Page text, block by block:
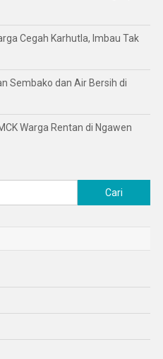
Cegah Karhutla, Imbau Tak
Sembako dan Air Bersih di
Warga Rentan di Ngawen
untuk: